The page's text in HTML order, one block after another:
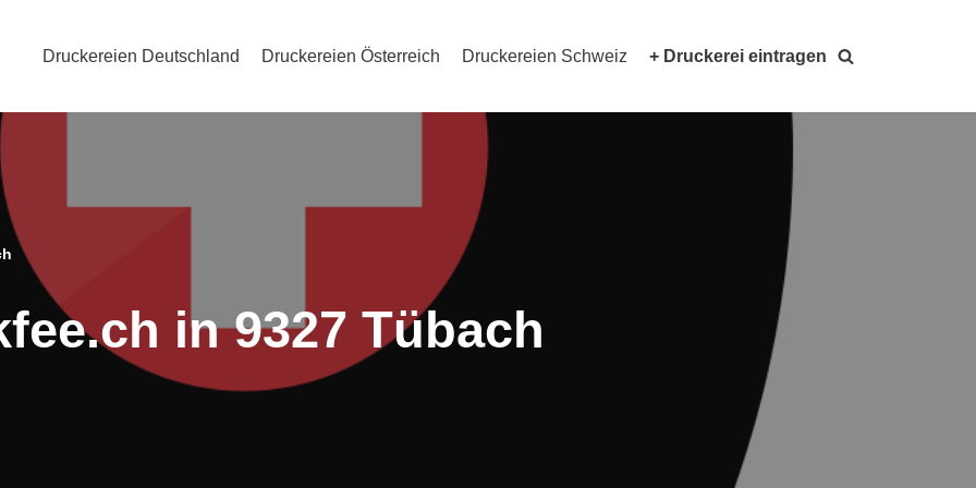
Druckereien Deutschland Druckereien Österreich Druckereien Schweiz + Druckerei eintragen
in 9327 Tübach